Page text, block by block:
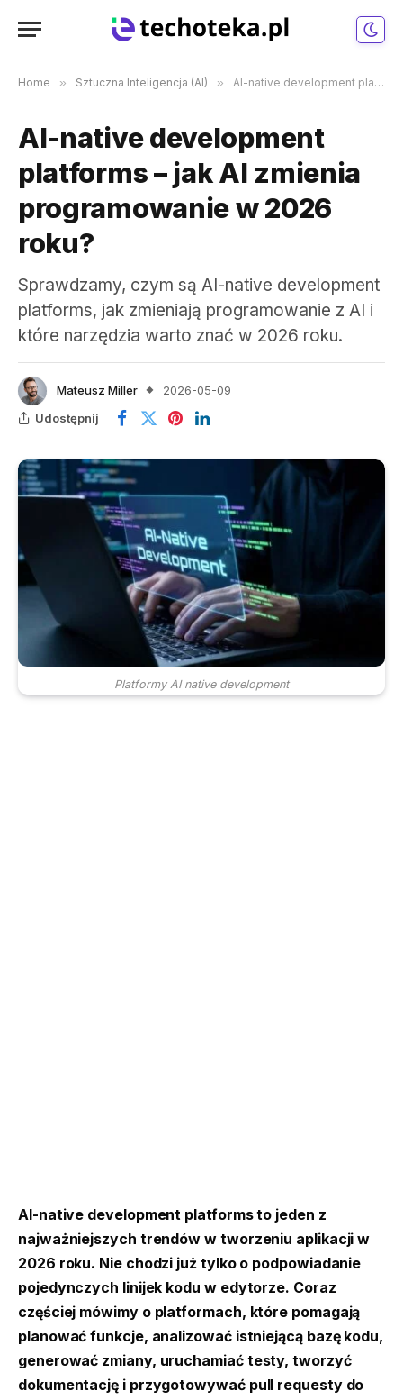
Home » Sztuczna Inteligencja (AI) » AI-native development platforms – jak AI zmienia programowanie w 2026 roku?
AI-native development
platforms – jak AI zmienia
programowanie w 2026
roku?
Sprawdzamy, czym są AI-native development
platforms, jak zmieniają programowanie z AI i
które narzędzia warto znać w 2026 roku.
Mateusz Miller
2026-05-09
Udostępnij
Platformy AI native development
AI-native development platforms to jeden z
najważniejszych trendów w tworzeniu aplikacji w
2026 roku. Nie chodzi już tylko o podpowiadanie
pojedynczych linijek kodu w edytorze. Coraz
częściej mówimy o platformach, które pomagają
planować funkcje, analizować istniejącą bazę kodu,
generować zmiany, uruchamiać testy, tworzyć
dokumentację i przygotowywać pull requesty do